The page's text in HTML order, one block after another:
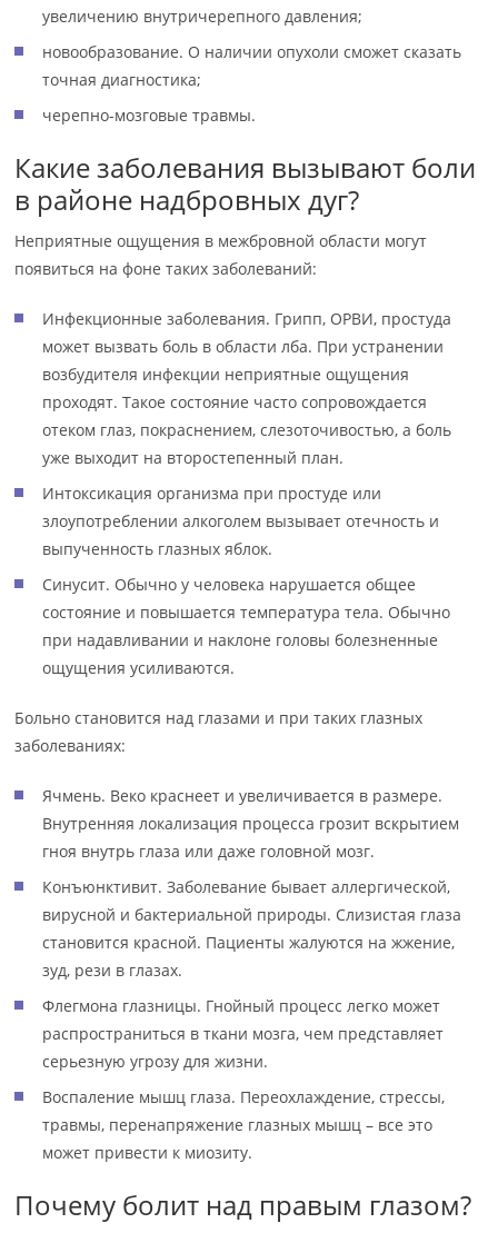
увеличению внутричерепного давления;
новообразование. О наличии опухоли сможет сказать
точная диагностика;
черепно-мозговые травмы.
Какие заболевания вызывают боли
в районе надбровных дуг?
Неприятные ощущения в межбровной области могут
появиться на фоне таких заболеваний:
Инфекционные заболевания. Грипп, ОРВИ, простуда
может вызвать боль в области лба. При устранении
возбудителя инфекции неприятные ощущения
проходят. Такое состояние часто сопровождается
отеком глаз, покраснением, слезоточивостью, а боль
уже выходит на второстепенный план.
Интоксикация организма при простуде или
злоупотреблении алкоголем вызывает отечность и
выпученность глазных яблок.
Синусит. Обычно у человека нарушается общее
состояние и повышается температура тела. Обычно
при надавливании и наклоне головы болезненные
ощущения усиливаются.
Больно становится над глазами и при таких глазных
заболеваниях:
Ячмень. Веко краснеет и увеличивается в размере.
Внутренняя локализация процесса грозит вскрытием
гноя внутрь глаза или даже головной мозг.
Конъюнктивит. Заболевание бывает аллергической,
вирусной и бактериальной природы. Слизистая глаза
становится красной. Пациенты жалуются на жжение,
зуд, рези в глазах.
Флегмона глазницы. Гнойный процесс легко может
распространиться в ткани мозга, чем представляет
серьезную угрозу для жизни.
Воспаление мышц глаза. Переохлаждение, стрессы,
травмы, перенапряжение глазных мышц – все это
может привести к миозиту.
Почему болит над правым глазом?